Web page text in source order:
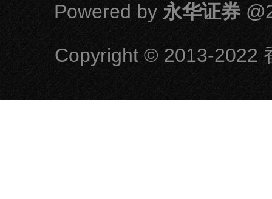
Powered by 永华证券
Copyright© 2013-2022